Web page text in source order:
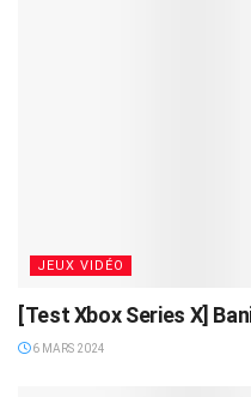
JEUX VIDÉO
[Test Xbox Series X]
6 MARS 2024